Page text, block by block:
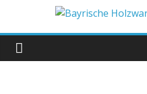
springen
Bayrische
Holzwaren